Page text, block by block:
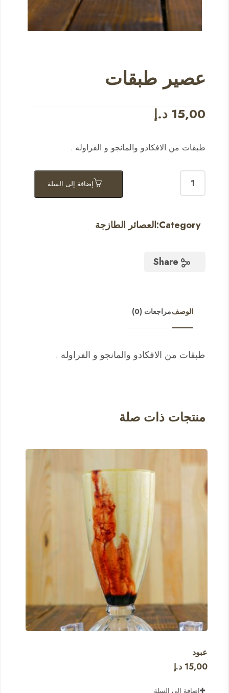
عصير طبقات
15,00 د.إ
طبقات من الافكادو والمانجو و الفراوله .
إضافة إلى السلة
Category: العصائر الطازجة
Share
الوصفمراجعات (0)
طبقات من الافكادو والمانجو و الفراوله .
منتجات ذات صلة
عبود
15,00 د.إ
إضافة إلى السلة